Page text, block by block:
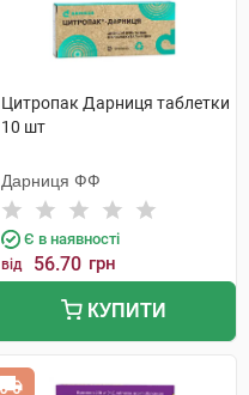
Цитропак Дарниця таблетки
10 шт
Дарниця ФФ
Є в наявності
від 56.70 грн
КУПИТИ